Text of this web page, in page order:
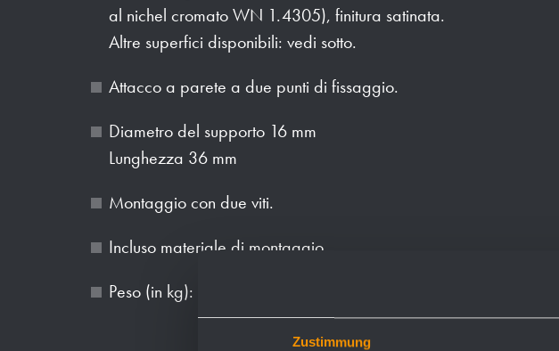
Zustimmung
al nichel cromato WN 1.4305), finitura satinata.
Altre superfici disponibili: vedi sotto.
Attacco a parete a due punti di fissaggio.
Diametro del supporto 16 mm
Lunghezza 36 mm
Montaggio con due viti.
Incluso materiale di montaggio.
Peso (in kg): 0.1